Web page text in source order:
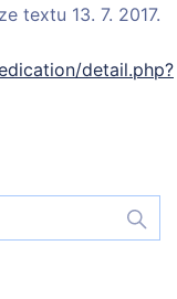
textu 13. 7. 2017.
detail.php?